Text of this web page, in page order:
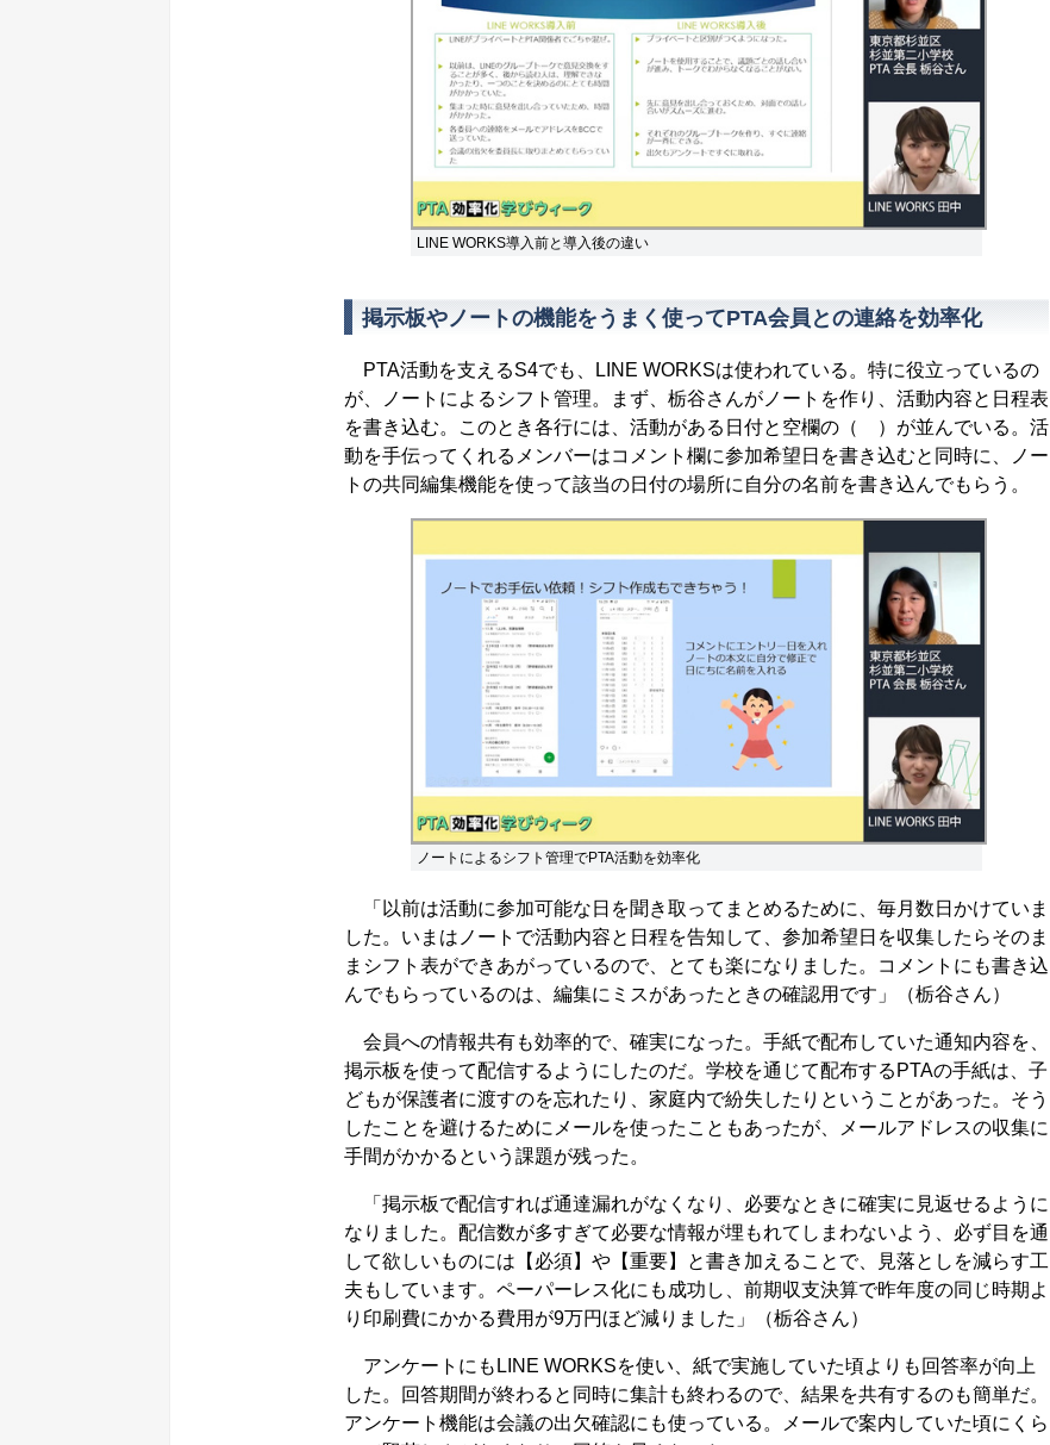
LINE WORKS導入前と導入後の違い
掲示板やノートの機能をうまく使ってPTA会員との連絡を効率化
PTA活動を支えるS4でも、LINE WORKSは使われている。特に役立っているの
が、ノートによるシフト管理。まず、栃谷さんがノートを作り、活動内容と日程表
を書き込む。このとき各行には、活動がある日付と空欄の（ ）が並んでいる。活
動を手伝ってくれるメンバーはコメント欄に参加希望日を書き込むと同時に、ノー
トの共同編集機能を使って該当の日付の場所に自分の名前を書き込んでもらう。
ノートによるシフト管理でPTA活動を効率化
「以前は活動に参加可能な日を聞き取ってまとめるために、毎月数日かけていま
した。いまはノートで活動内容と日程を告知して、参加希望日を収集したらそのま
まシフト表ができあがっているので、とても楽になりました。コメントにも書き込
んでもらっているのは、編集にミスがあったときの確認用です」（栃谷さん）
会員への情報共有も効率的で、確実になった。手紙で配布していた通知内容を、
掲示板を使って配信するようにしたのだ。学校を通じて配布するPTAの手紙は、子
どもが保護者に渡すのを忘れたり、家庭内で紛失したりということがあった。そう
したことを避けるためにメールを使ったこともあったが、メールアドレスの収集に
手間がかかるという課題が残った。
「掲示板で配信すれば通達漏れがなくなり、必要なときに確実に見返せるように
なりました。配信数が多すぎて必要な情報が埋もれてしまわないよう、必ず目を通
して欲しいものには【必須】や【重要】と書き加えることで、見落としを減らす工
夫もしています。ペーパーレス化にも成功し、前期収支決算で昨年度の同じ時期よ
り印刷費にかかる費用が9万円ほど減りました」（栃谷さん）
アンケートにもLINE WORKSを使い、紙で実施していた頃よりも回答率が向上
した。回答期間が終わると同時に集計も終わるので、結果を共有するのも簡単だ。
アンケート機能は会議の出欠確認にも使っている。メールで案内していた頃にくら